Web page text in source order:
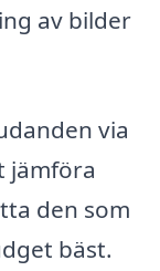
av bilder
via
jämföra
den som
bäst.